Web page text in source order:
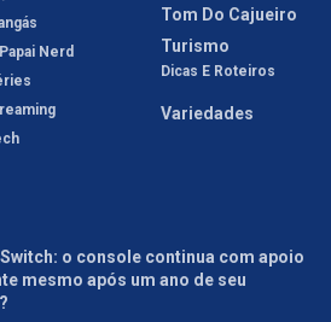
Nerd
Tom Do Cajueiro
Turismo
Dicas E Roteiros
Variedades
o console continua com apoio
mesmo após um ano de seu